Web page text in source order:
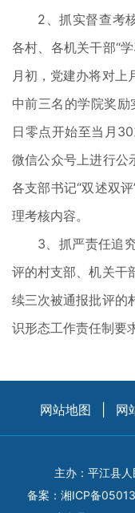
2、抓实督查考
各村、各机关干部“
月初，党建办将对上
中前三名的学院奖
日零点开始至当月
微信公众号上进行公
各支部书记“双述双
理考核内容。
3、抓严责任追
评的村支部、机关干
续三次被通报批评的
识形态工作责任制要
网站地图 网
主办：平江县
备案： 湘ICP备